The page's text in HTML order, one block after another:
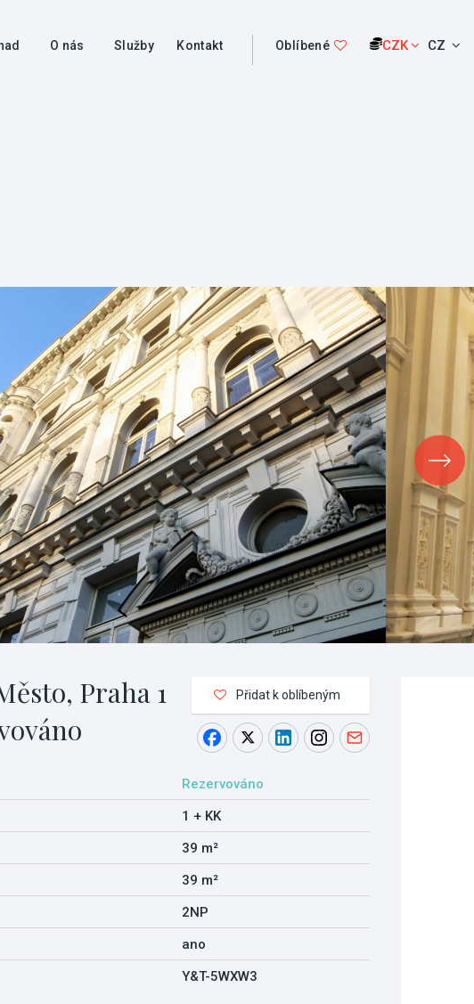
O nás Služby Kontakt Oblíbené CZK CZ
Praha 1
Přidat k oblíbeným
Rezervováno
1 + KK
39 m²
39 m²
2NP
ano
Y&T-5WXW3